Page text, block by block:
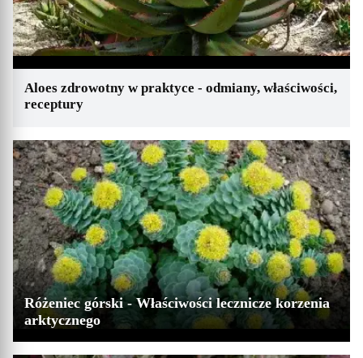
Aloes zdrowotny w praktyce - odmiany, właściwości,
receptury
Różeniec górski - Właściwości lecznicze korzenia
arktycznego